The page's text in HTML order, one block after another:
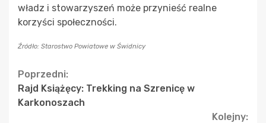
władz i stowarzyszeń może przynieść realne
korzyści społeczności.
Źródło: Starostwo Powiatowe w Świdnicy
Continue
Reading
Poprzedni:
Rajd Książęcy: Trekking na Szrenicę w
Karkonoszach
Kolejny: